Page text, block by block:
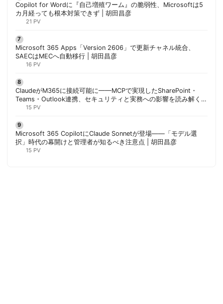
Copilot for Wordに『自己増殖ワーム』の脆弱性、Microsoftは5
カ月経っても根本対策できず | 胡田昌彦
21 PV
Microsoft 365 Apps「Version 2606」で更新チャネル統合、
SAECはMECへ自動移行 | 胡田昌彦
16 PV
ClaudeがM365に接続可能に——MCPで実現したSharePoint・
Teams・Outlook連携、セキュリティと実務への影響を読み解く |
胡田昌彦
15 PV
Microsoft 365 CopilotにClaude Sonnetが登場——「モデル選
択」時代の幕開けと管理者が知るべき注意点 | 胡田昌彦
15 PV